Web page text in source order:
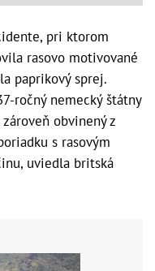
pri ktorom
rasovo motivované
paprikový sprej.
ročný nemecký štátny
obvinený z
s rasovým
uviedla britská